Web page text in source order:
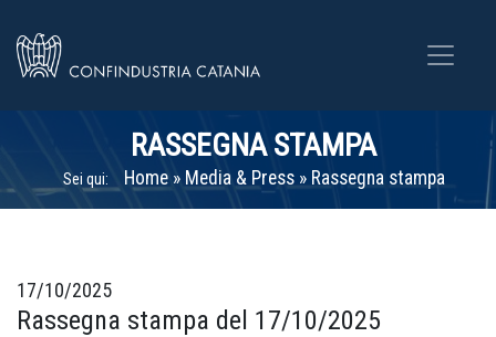
RASSEGNA STAMPA
Sei qui: Home» Media & Press» Rassegna stampa
17/10/2025
Rassegna stampa del 17/10/2025